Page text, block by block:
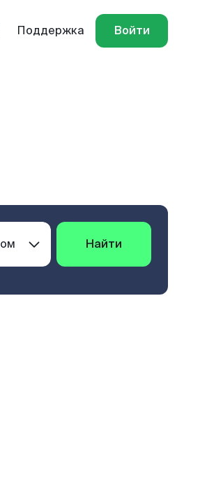
Поддержка Войти
Найти